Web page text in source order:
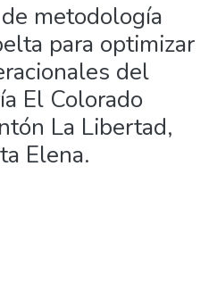
metodología
para optimizar
del
El Colorado
La Libertad,
Elena.